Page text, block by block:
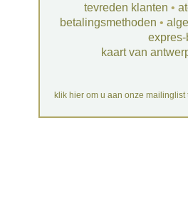
tevreden klanten •
betalingsmethoden •
kaart van
klik hier om u aan onze mailinglist